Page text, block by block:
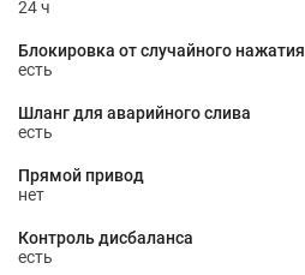
24 ч
Блокировка от случайного нажатия
есть
Шланг для аварийного слива
есть
Прямой привод
нет
Контроль дисбаланса
есть